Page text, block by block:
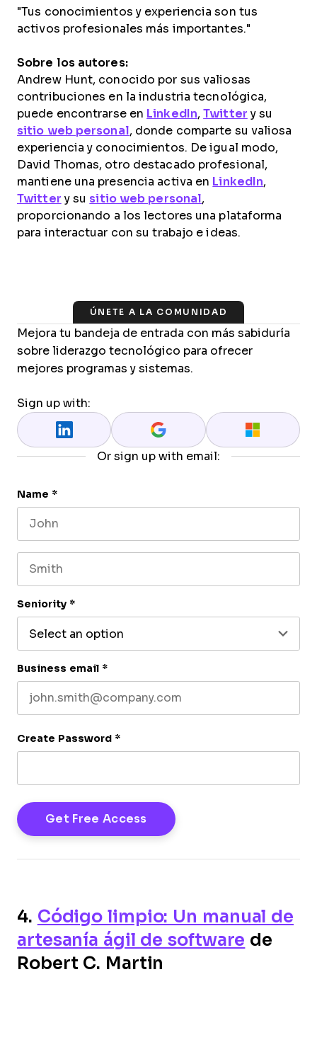
"Tus conocimientos y experiencia son tus
activos profesionales más importantes."
Sobre los autores:
Andrew Hunt, conocido por sus valiosas
contribuciones en la industria tecnológica,
puede encontrarse en LinkedIn,Twitter y su
sitio web personal, donde comparte su valiosa
experiencia y conocimientos. De igual modo,
David Thomas, otro destacado profesional,
mantiene una presencia activa en LinkedIn,
Twitter y su sitio web personal,
proporcionando a los lectores una plataforma
para interactuar con su trabajo e ideas.
ÚNETE A LA COMUNIDAD
Mejora tu bandeja de entrada con más sabiduría
sobre liderazgo tecnológico para ofrecer
mejores programas y sistemas.
Sign up with:
Or sign up with email:
Name *
Seniority *
Business email *
Create Password *
4. Código limpio: Un manual de
artesanía ágil de software de
Robert C. Martin